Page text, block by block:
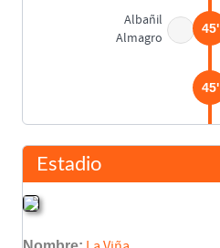
Albañil
Almagro
45'
45'
45'
Estadio